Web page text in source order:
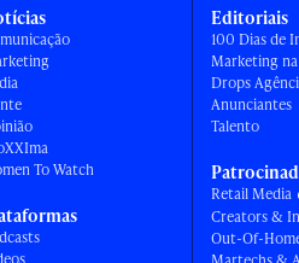
To Watch
Editoriais
100 Dias de
Marketing
Drops
Anunciantes
Talento
Retail Media
Creators &
Out-Of-